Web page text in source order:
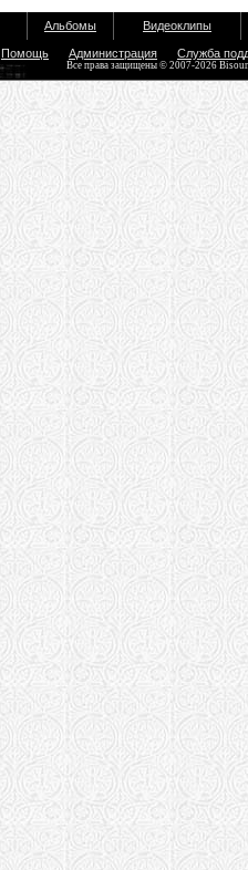
Альбомы Видеоклипы
Помощь Администрация Служба
Все права защищены © 2007-2026